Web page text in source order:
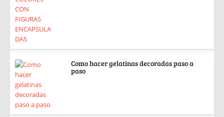
Como hacer gelatinas decoradas paso a
paso